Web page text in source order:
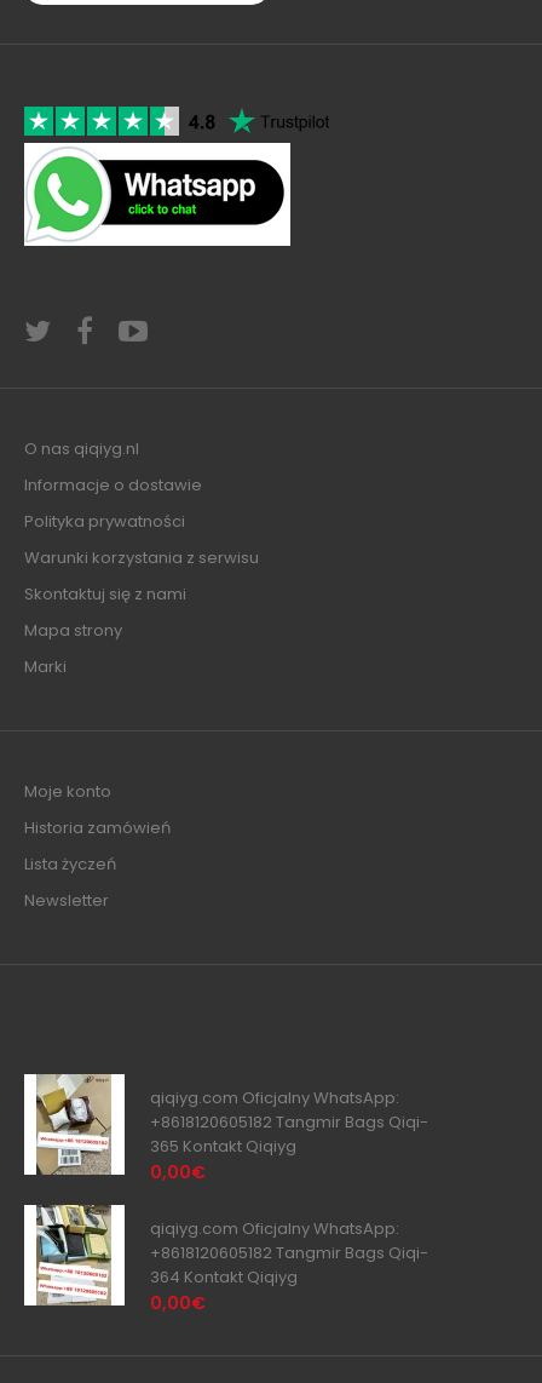
O nas qiqiyg.nl
Informacje o dostawie
Polityka prywatności
Warunki korzystania z serwisu
Skontaktuj się z nami
Mapa strony
Marki
Moje konto
Historia zamówień
Lista życzeń
Newsletter
qiqiyg.com Oficjalny WhatsApp:
+8618120605182 Tangmir Bags Qiqi-
365 Kontakt Qiqiyg
0,00€
qiqiyg.com Oficjalny WhatsApp:
+8618120605182 Tangmir Bags Qiqi-
364 Kontakt Qiqiyg
0,00€